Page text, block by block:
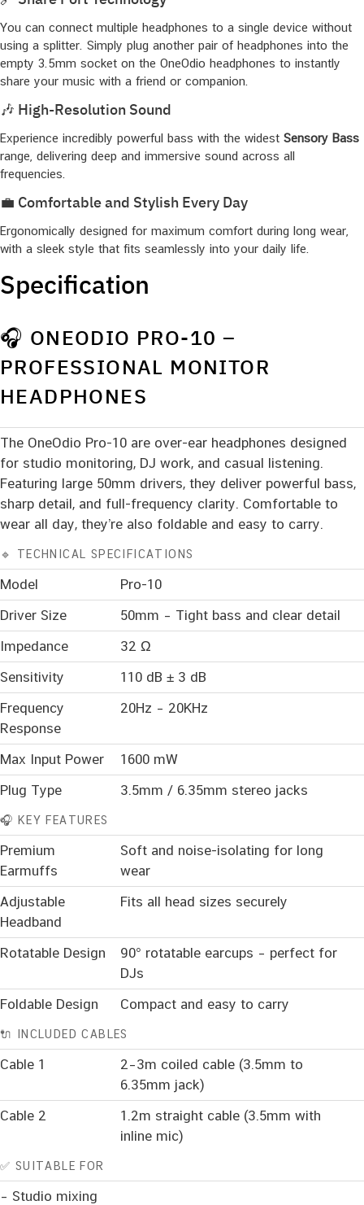
You can connect multiple headphones to a single device without
using a splitter. Simply plug another pair of headphones into the
empty 3.5mm socket on the OneOdio headphones to instantly
share your music with a friend or companion.
🎶 High-Resolution Sound
Experience incredibly powerful bass with the widest Sensory Bass
range, delivering deep and immersive sound across all
frequencies.
💼 Comfortable and Stylish Every Day
Ergonomically designed for maximum comfort during long wear,
with a sleek style that fits seamlessly into your daily life.
Specification
🎧 ONEODIO PRO-10 –
PROFESSIONAL MONITOR
HEADPHONES
The OneOdio Pro-10 are over-ear headphones designed
for studio monitoring, DJ work, and casual listening.
Featuring large 50mm drivers, they deliver powerful bass,
sharp detail, and full-frequency clarity. Comfortable to
wear all day, they’re also foldable and easy to carry.
🔹 TECHNICAL SPECIFICATIONS
Model
Pro-10
Driver Size
50mm – Tight bass and clear detail
Impedance
32 Ω
Sensitivity
110 dB ± 3 dB
Frequency
Response
20Hz – 20KHz
Max Input Power
1600 mW
Plug Type
3.5mm / 6.35mm stereo jacks
🎧 KEY FEATURES
Premium
Earmuffs
Soft and noise-isolating for long
wear
Adjustable
Headband
Fits all head sizes securely
Rotatable Design
90° rotatable earcups – perfect for
DJs
Foldable Design
Compact and easy to carry
🔌 INCLUDED CABLES
Cable 1
2–3m coiled cable (3.5mm to
6.35mm jack)
Cable 2
1.2m straight cable (3.5mm with
inline mic)
✅ SUITABLE FOR
– Studio mixing